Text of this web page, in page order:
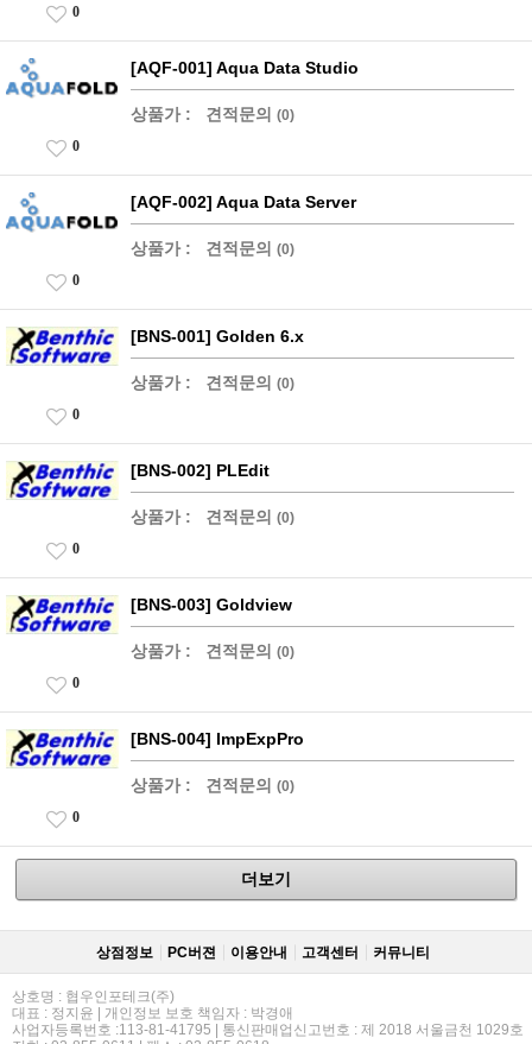
0
[AQF-001] Aqua Data Studio
상품가 : 견적문의 (0)
0
[AQF-002] Aqua Data Server
상품가 : 견적문의 (0)
0
[BNS-001] Golden 6.x
상품가 : 견적문의 (0)
0
[BNS-002] PLEdit
상품가 : 견적문의 (0)
0
[BNS-003] Goldview
상품가 : 견적문의 (0)
0
[BNS-004] ImpExpPro
상품가 : 견적문의 (0)
0
더보기
상점정보 PC버젼 이용안내 고객센터 커뮤니티
상호명 : 협우인포테크(주)
대표 : 정지윤 | 개인정보 보호 책임자 : 박경애
사업자등록번호 :113-81-41795 | 통신판매업신고번호 : 제 2018 서울금천 1029호